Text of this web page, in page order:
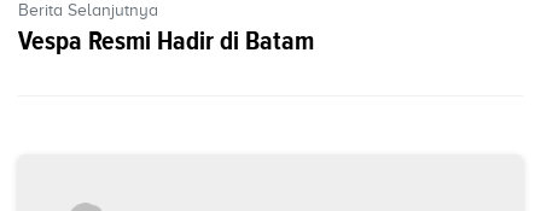
Berita Selanjutnya
Vespa Resmi Hadir di Batam